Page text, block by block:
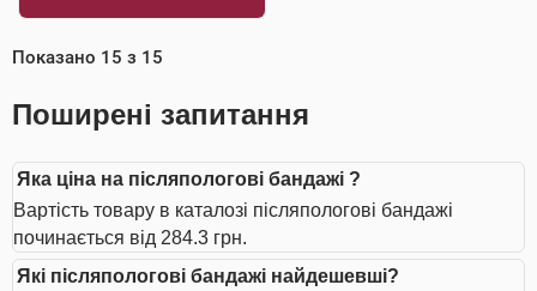
Показано 15 з 15
Поширені запитання
Яка ціна на післяпологові бандажі ?
Вартість товару в каталозі післяпологові бандажі
починається від 284.3 грн.
Які післяпологові бандажі найдешевші?